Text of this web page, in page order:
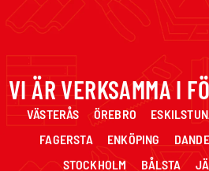
VI ÄR VERKSAMMA I
VÄSTERÅS ÖREBRO
FAGERSTA ENKÖPING
STOCKHOLM BÅLSTA